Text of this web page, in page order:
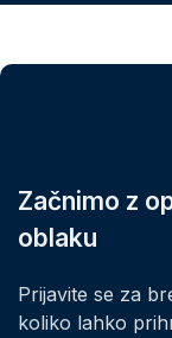
Začnimo z
oblaku
Prijavite se za
koliko lahko